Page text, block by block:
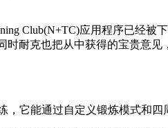
Club(N+TC)应用程序已经被
耐克也把从中获得的宝贵意
它能通过自定义锻炼模式和